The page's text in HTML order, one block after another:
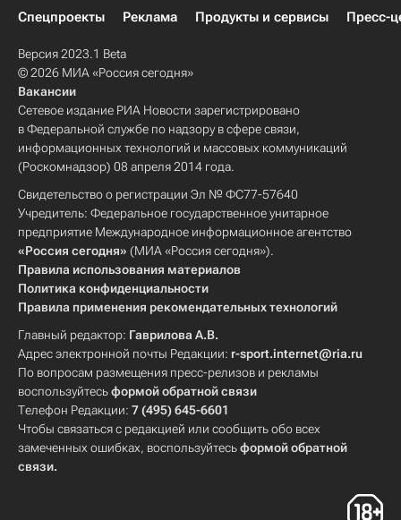
Спецпроекты
Реклама Продукты и сервисы Пресс-
Версия 2023.1 Beta
© 2026 МИА «Россия сегодня»
Вакансии
Сетевое издание РИА Новости зарегистрировано
в Федеральной службе по надзору в сфере связи,
информационных технологий и массовых коммуникаций
(Роскомнадзор) 08 апреля 2014 года.
Свидетельство о регистрации Эл № ФС77-57640
Учредитель: Федеральное государственное унитарное
предприятие Международное информационное агентство
«Россия сегодня» (МИА «Россия сегодня»).
Правила использования материалов
Политика конфиденциальности
Правила применения рекомендательных технологий
Главный редактор: Гаврилова А.В.
Адрес электронной почты Редакции: r-sport.internet@ria.ru
По вопросам размещения пресс-релизов и рекламы
воспользуйтесьформой обратной связи
Телефон Редакции: 7 (495) 645-6601
Чтобы связаться с редакцией или сообщить обо всех
замеченных ошибках, воспользуйтесьформой обратной
связи.